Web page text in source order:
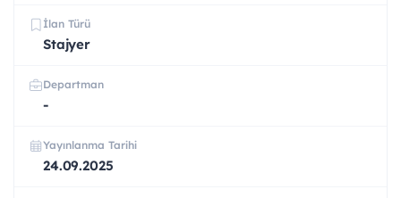
İlan Türü
Stajyer
Departman
-
Yayınlanma Tarihi
24.09.2025